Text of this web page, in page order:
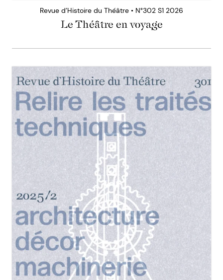
Revue d’Histoire du Théâtre • N°302 S1 2026
Le Théâtre en voyage